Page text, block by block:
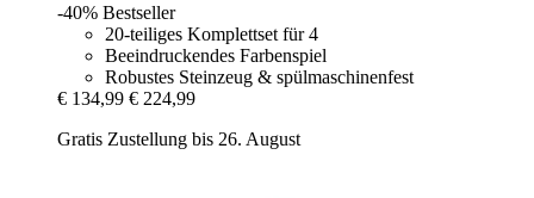
-40% Bestseller
20-teiliges Komplettset für 4
Beeindruckendes Farbenspiel
Robustes Steinzeug & spülmaschinenfest
€ 134,99 € 224,99
Gratis Zustellung bis 26. August